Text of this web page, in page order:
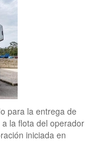
para la entrega de
la flota del operador
iniciada en